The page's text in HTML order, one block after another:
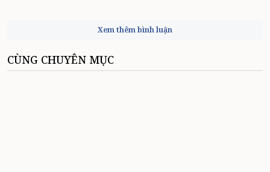
Xem thêm bình luận
CÙNG CHUYÊN MỤC